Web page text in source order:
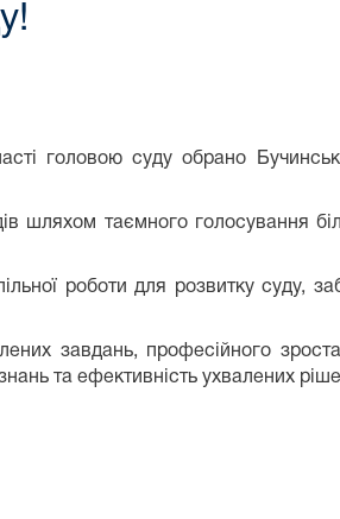
головою суду обрано
шляхом таємного голосування
роботи для розвитку суду,
завдань, професійного
та ефективність ухвалених